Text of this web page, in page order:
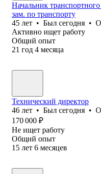
Начальник транспортного
зам. по транспорту
45 лет • Был сегодня •
Активно ищет работу
Общий опыт
21 год 4 месяца
Технический директор
46 лет • Был сегодня •
170 000 ₽
Не ищет работу
Общий опыт
15 лет 6 месяцев